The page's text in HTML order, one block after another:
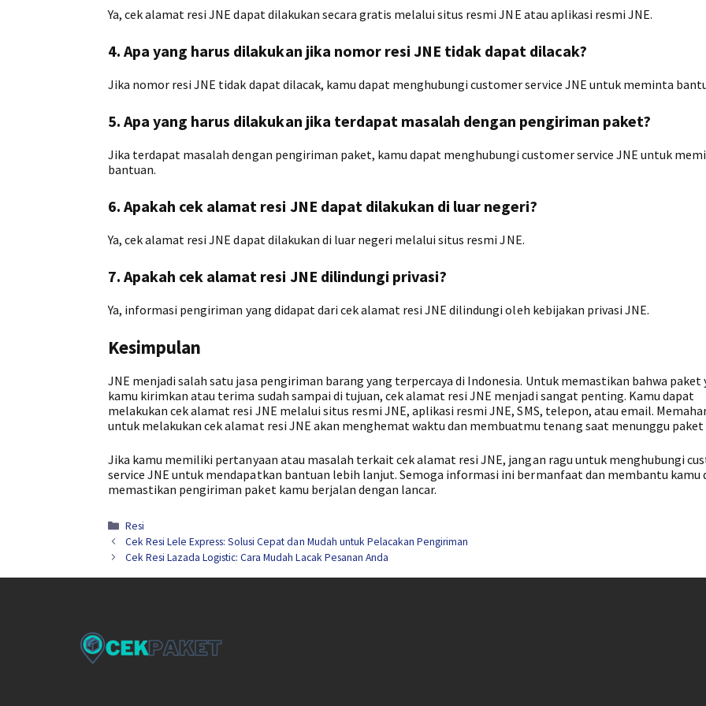
Ya, cek alamat resi JNE dapat dilakukan secara gratis melalui situs resmi JNE atau aplikasi resmi JNE.
4. Apa yang harus dilakukan jika nomor resi JNE tidak dapat dilacak?
Jika nomor resi JNE tidak dapat dilacak, kamu dapat menghubungi customer service JNE untuk meminta
5. Apa yang harus dilakukan jika terdapat masalah dengan pengiriman paket?
Jika terdapat masalah dengan pengiriman paket, kamu dapat menghubungi customer service JNE untuk
bantuan.
6. Apakah cek alamat resi JNE dapat dilakukan di luar negeri?
Ya, cek alamat resi JNE dapat dilakukan di luar negeri melalui situs resmi JNE.
7. Apakah cek alamat resi JNE dilindungi privasi?
Ya, informasi pengiriman yang didapat dari cek alamat resi JNE dilindungi oleh kebijakan privasi JNE.
Kesimpulan
JNE menjadi salah satu jasa pengiriman barang yang terpercaya di Indonesia. Untuk memastikan bahwa paket
kamu kirimkan atau terima sudah sampai di tujuan, cek alamat resi JNE menjadi sangat penting. Kamu dapat
melakukan cek alamat resi JNE melalui situs resmi JNE, aplikasi resmi JNE, SMS, telepon, atau email.
untuk melakukan cek alamat resi JNE akan menghemat waktu dan membuatmu tenang saat menunggu
Jika kamu memiliki pertanyaan atau masalah terkait cek alamat resi JNE, jangan ragu untuk menghubungi
service JNE untuk mendapatkan bantuan lebih lanjut. Semoga informasi ini bermanfaat dan membantu kamu
memastikan pengiriman paket kamu berjalan dengan lancar.
Kategori
Resi
Cek Resi Lele Express: Solusi Cepat dan Mudah untuk Pelacakan Pengiriman
Cek Resi Lazada Logistic: Cara Mudah Lacak Pesanan Anda